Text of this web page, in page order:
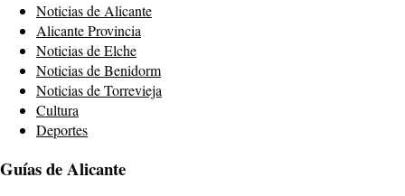
Noticias de Alicante
Alicante Provincia
Noticias de Elche
Noticias de Benidorm
Noticias de Torrevieja
Cultura
Deportes
Guías de Alicante